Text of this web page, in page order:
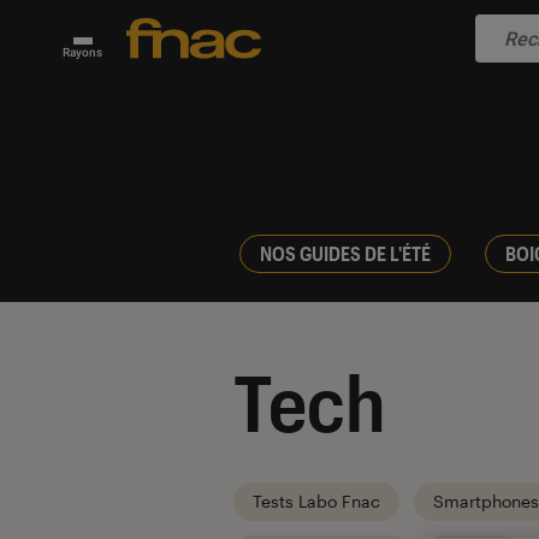
Rayons
NOS GUIDES DE L'ÉTÉ
Tech
Tests Labo Fnac Smartphones